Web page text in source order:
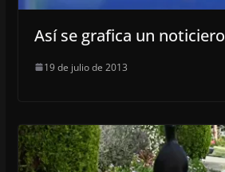
Así se grafica un noticiero
19 de julio de 2013